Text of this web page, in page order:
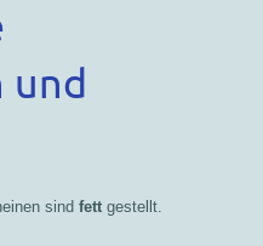
und
sind fett gestellt.